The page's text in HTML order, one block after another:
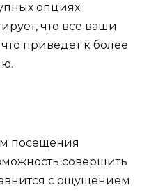
опциях
что все ваши
приведет к более
посещения
совершить
с ощущением